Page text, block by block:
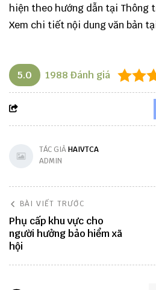
hiện theo hướng dẫn tại Thông
Xem chi tiết nội dung văn bản
5.0 1988 Đánh giá
TÁC GIẢHAIVTCA
ADMIN
BÀI VIẾT TRƯỚC
Phụ cấp khu vực cho
người hưởng bảo hiểm xã
hội